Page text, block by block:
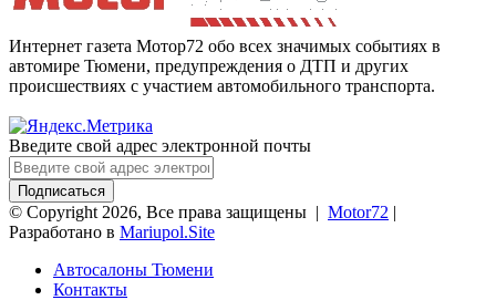
Интернет газета Мотор72 обо всех значимых событиях в
автомире Тюмени, предупреждения о ДТП и других
происшествиях с участием автомобильного транспорта.
Введите свой адрес электронной почты
© Copyright 2026, Все права защищены | Motor72 |
Разработано в Mariupol.Site
Автосалоны Тюмени
Контакты